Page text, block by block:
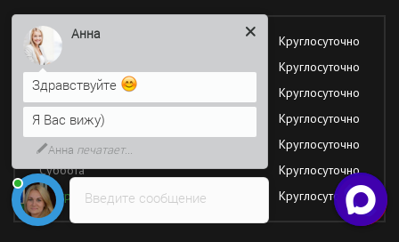
Понедельник
Круглосуточно
Вторник
Круглосуточно
Среда
Круглосуточно
Четверг
Круглосуточно
Пятница
Круглосуточно
Суббота
Круглосуточно
Воскресение
Круглосуточно
Введите сообщение
Здравствуйте
Я Вас вижу)
Напишите сюда свой вопрос.
Возможно, его решение будет
быстрее